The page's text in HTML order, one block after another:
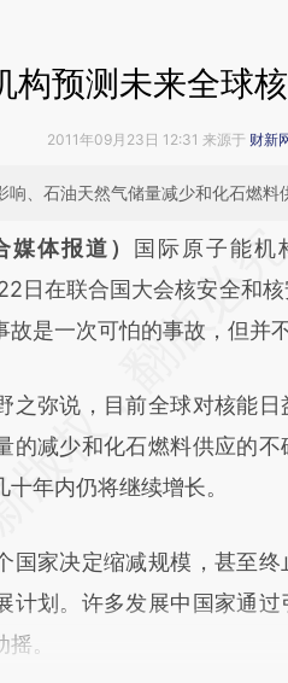
构预测未来全球
2011年09月23日 12:31 来源于 财新
响、石油天然气储量减少和化石燃料
增加这段话：本文
存在偏差。不代表财新观点
媒体报道） 国际原子能机
日在联合国大会核安全和
是一次可怕的事故，但并
弥说，目前全球对核能日
的减少和化石燃料供应的不
年内仍将继续增长。
家决定缩减规模，甚至终
计划。许多发展中国家通
。